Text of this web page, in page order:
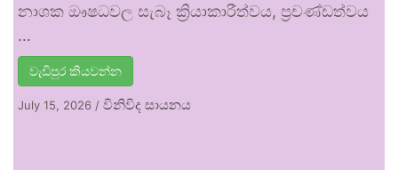
නාශක ඖෂධවල සැබෑ ක්‍රියාකාරීත්වය, ප්‍රචණ්ඩත්වය
…
වැඩිපුර කියවන්න
July 15, 2026 / විනිවිද සායනය